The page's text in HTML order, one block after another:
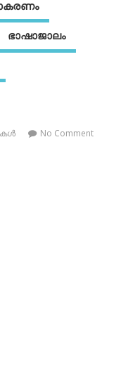
ഭാഷാജാലം
No Comment